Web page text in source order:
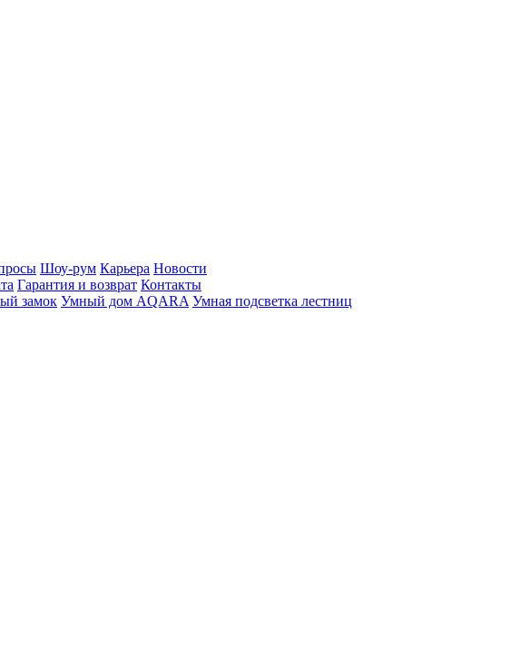
Шоу-рум Карьера Новости
Гарантия и возврат Контакты
замок Умный дом AQARA Умная подсветка лестниц